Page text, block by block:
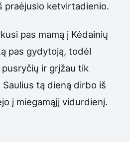
praėjusio ketvirtadienio.
pas mamą į Kėdainių
pas gydytoją, todėl
ir grįžau tik
tą dieną dirbo iš
į miegamąjį vidurdienį.